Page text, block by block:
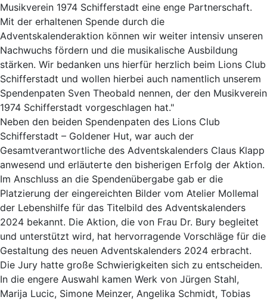
Musikverein 1974 Schifferstadt eine enge Partnerschaft.
Mit der erhaltenen Spende durch die
Adventskalenderaktion können wir weiter intensiv unseren
Nachwuchs fördern und die musikalische Ausbildung
stärken. Wir bedanken uns hierfür herzlich beim Lions Club
Schifferstadt und wollen hierbei auch namentlich unserem
Spendenpaten Sven Theobald nennen, der den Musikverein
1974 Schifferstadt vorgeschlagen hat."
Neben den beiden Spendenpaten des Lions Club
Schifferstadt – Goldener Hut, war auch der
Gesamtverantwortliche des Adventskalenders Claus Klapp
anwesend und erläuterte den bisherigen Erfolg der Aktion.
Im Anschluss an die Spendenübergabe gab er die
Platzierung der eingereichten Bilder vom Atelier Mollemal
der Lebenshilfe für das Titelbild des Adventskalenders
2024 bekannt. Die Aktion, die von Frau Dr. Bury begleitet
und unterstützt wird, hat hervorragende Vorschläge für die
Gestaltung des neuen Adventskalenders 2024 erbracht.
Die Jury hatte große Schwierigkeiten sich zu entscheiden.
In die engere Auswahl kamen Werk von Jürgen Stahl,
Marija Lucic, Simone Meinzer, Angelika Schmidt, Tobias